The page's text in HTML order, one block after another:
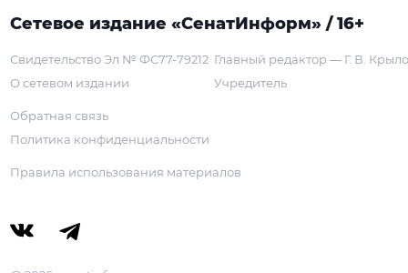
Сетевое издание «СенатИнформ» / 16+
Свидетельство Эл № ФС77-79212
О сетевом издании
Главный редактор — Г. В.
Учредитель
Обратная связь
Политика конфиденциальности
Правила использования материалов